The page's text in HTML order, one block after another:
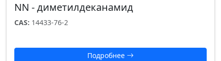
NN - диметилдеканамид
CAS: 14433-76-2
Подробнее